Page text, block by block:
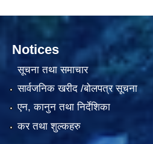
Notices
सूचना तथा समाचार
सार्वजनिक खरीद /बोलपत्र सूचना
एन, कानुन तथा निर्देशिका
कर तथा शुल्कहरु